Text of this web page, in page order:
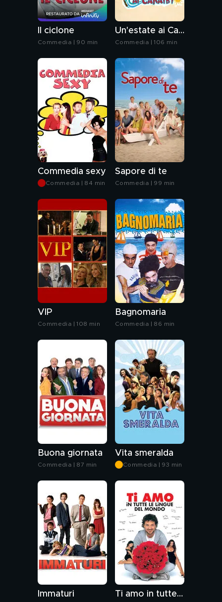
Il ciclone
Commedia | 90 min
Un'estate ai Caraibi
Commedia | 106 min
Commedia sexy
Commedia | 84 min
Sapore di te
Commedia | 99 min
VIP
Commedia | 108 min
Bagnomaria
Commedia | 86 min
Buona giornata
Commedia | 87 min
Vita smeralda
Commedia | 93 min
Immaturi Ti amo in tutte le lingue del mondo